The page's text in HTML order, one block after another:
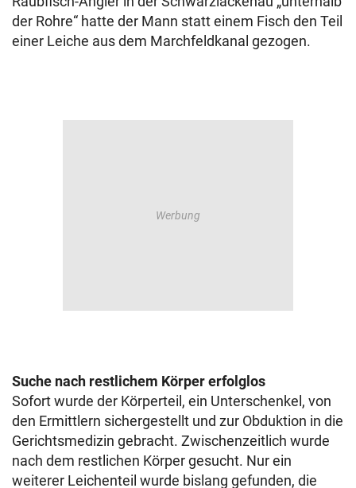
der Rohre“ hatte der Mann statt einem Fisch den Teil
einer Leiche aus dem Marchfeldkanal gezogen.
Suche nach restlichem Körper erfolglos
Sofort wurde der Körperteil, ein Unterschenkel, von
den Ermittlern sichergestellt und zur Obduktion in die
Gerichtsmedizin gebracht. Zwischenzeitlich wurde
nach dem restlichen Körper gesucht. Nur ein
weiterer Leichenteil wurde bislang gefunden, die